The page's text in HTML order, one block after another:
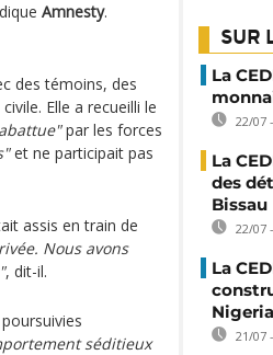
Amnesty.
des témoins, des
Elle a recueilli le
par les forces
et ne participait pas
assis en train de
Nous avons
, dit-il.
séditieux
SUR
La
22/07
La
des
Bissau
22/07
La
21/07